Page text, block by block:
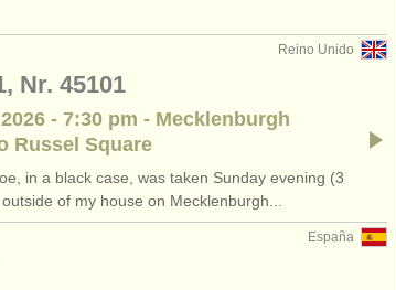
Reino Unido
Nr. 45101
- 7:30 pm - Mecklenburgh
Russel Square
in a black case, was taken Sunday evening (3
of my house on Mecklenburgh...
España